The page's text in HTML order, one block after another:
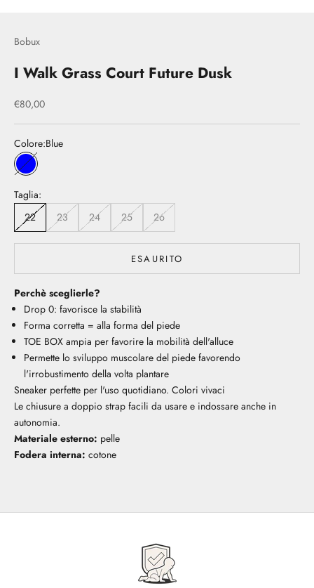
Bobux
I Walk Grass Court Future Dusk
Prezzo scontato
€80,00
Colore:Blue
Blue
Taglia:
22
23 24 25 26
ESAURITO
Perchè sceglierle?
Drop 0: favorisce la stabilità
Forma corretta = alla forma del piede
TOE BOX ampia per favorire la mobilità dell'alluce
Permette lo sviluppo muscolare del piede favorendo
l'irrobustimento della volta plantare
Sneaker perfette per l'uso quotidiano. Colori vivaci
Le chiusure a doppio strap facili da usare e indossare anche in
autonomia.
Materiale esterno: pelle
Fodera interna: cotone